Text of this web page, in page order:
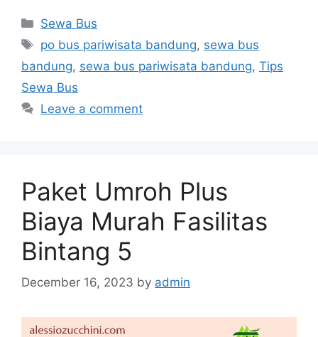
Categories
Sewa Bus
Tags
po bus pariwisata bandung, sewa bus
bandung, sewa bus pariwisata bandung, Tips
Sewa Bus
Leave a comment
Paket Umroh Plus
Biaya Murah Fasilitas
Bintang 5
December 16, 2023 by admin